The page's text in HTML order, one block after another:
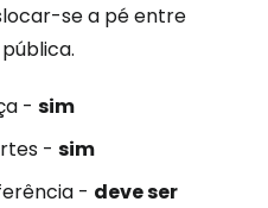
se a pé entre
- sim
- sim
- deve ser